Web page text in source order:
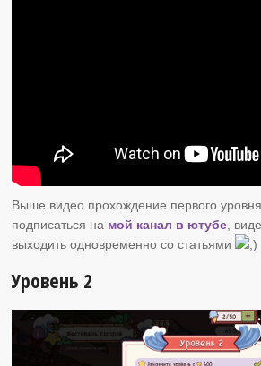
Выше видео прохождение первого
подписаться на мой канал в ютубе ,
выходить одновременно со статьями
Уровень 2